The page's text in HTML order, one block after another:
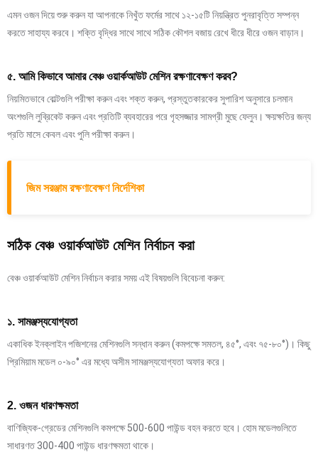
এমন ওজন দিয়ে শুরু করুন যা আপনাকে নিখুঁত ফর্মের সাথে ১২-১৫টি নিয়ন্ত্রিত পুনরাবৃত্তি সম্পন্ন
করতে সাহায্য করবে। শক্তি বৃদ্ধির সাথে সাথে সঠিক কৌশল বজায় রেখে ধীরে ধীরে ওজন বাড়ান।
৫. আমি কিভাবে আমার বেঞ্চ ওয়ার্কআউট মেশিন রক্ষণাবেক্ষণ করব?
নিয়মিতভাবে বোল্টগুলি পরীক্ষা করুন এবং শক্ত করুন, প্রস্তুতকারকের সুপারিশ অনুসারে চলমান
অংশগুলি লুব্রিকেট করুন এবং প্রতিটি ব্যবহারের পরে গৃহসজ্জার সামগ্রী মুছে ফেলুন। ক্ষয়ক্ষতির জন্য
প্রতি মাসে কেবল এবং পুলি পরীক্ষা করুন।
জিম সরঞ্জাম রক্ষণাবেক্ষণ নির্দেশিকা
সঠিক বেঞ্চ ওয়ার্কআউট মেশিন নির্বাচন করা
বেঞ্চ ওয়ার্কআউট মেশিন নির্বাচন করার সময় এই বিষয়গুলি বিবেচনা করুন:
১. সামঞ্জস্যযোগ্যতা
একাধিক ইনক্লাইন পজিশনের মেশিনগুলি সন্ধান করুন (কমপক্ষে সমতল, ৪৫°, এবং ৭৫-৮০°)। কিছু
প্রিমিয়াম মডেল ০-৯০° এর মধ্যে অসীম সামঞ্জস্যযোগ্যতা অফার করে।
2. ওজন ধারণক্ষমতা
বাণিজ্যিক-গ্রেডের মেশিনগুলি কমপক্ষে 500-600 পাউন্ড বহন করতে হবে। হোম মডেলগুলিতে
সাধারণত 300-400 পাউন্ড ধারণক্ষমতা থাকে।